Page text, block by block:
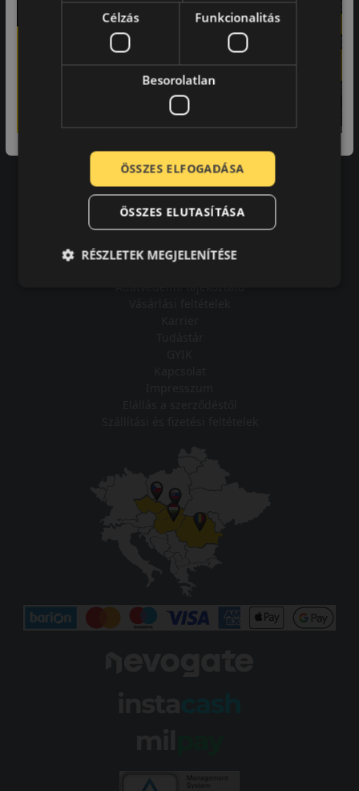
-
A bolt vásárlója
Minden tökéletesen működik.
Impresszum
Célzás Funkcionalitás
Besorolatlan
ÖSSZES ELFOGADÁSA
ÖSSZES ELUTASÍTÁSA
RÉSZLETEK MEGJELENÍTÉSE